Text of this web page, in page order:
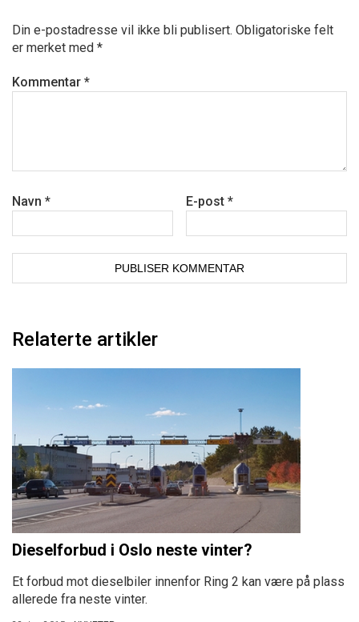
Din e-postadresse vil ikke bli publisert. Obligatoriske felt
er merket med *
Kommentar *
Navn * E-post*
Relaterte artikler
Dieselforbud i Oslo neste vinter?
Et forbud mot dieselbiler innenfor Ring 2 kan være på plass
allerede fra neste vinter.